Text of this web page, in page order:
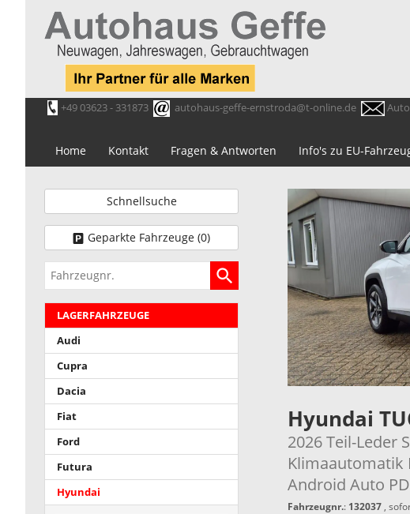
+49 03623 - 331873 autohaus-geffe-ernstroda@t-online.de
Home Kontakt Fragen & Antworten Info's zu EU-
Hyundai
2026 Teil-Leder
Klimaautomatik
Android Auto
Fahrzeugnr.: 132037,
Schnellsuche
Geparkte Fahrzeuge (0)
Fahrzeugnr.
LAGERFAHRZEUGE
Audi
Cupra
Dacia
Fiat
Ford
Futura
Hyundai